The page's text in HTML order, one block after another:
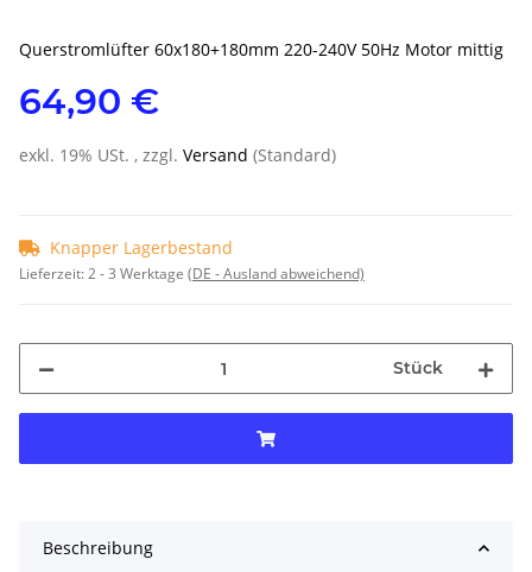
Querstromlüfter 60x180+180mm 220-240V 50Hz Motor mittig
64,90 €
exkl. 19% USt. , zzgl. Versand (Standard)
Knapper Lagerbestand
Lieferzeit:2 - 3 Werktage (DE - Ausland abweichend)
Stück
Beschreibung